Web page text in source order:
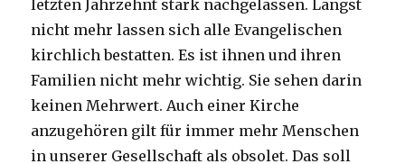
letzten Jahrzehnt stark nachgelassen. Längst
nicht mehr lassen sich alle Evangelischen
kirchlich bestatten. Es ist ihnen und ihren
Familien nicht mehr wichtig. Sie sehen darin
keinen Mehrwert. Auch einer Kirche
anzugehören gilt für immer mehr Menschen
in unserer Gesellschaft als obsolet. Das soll